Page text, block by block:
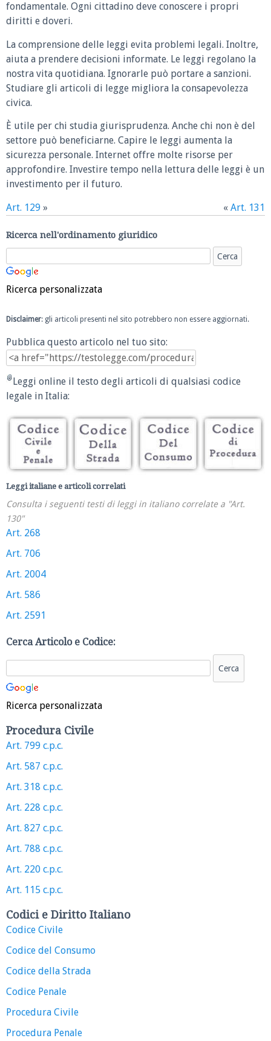
fondamentale. Ogni cittadino deve conoscere i propri
diritti e doveri.
La comprensione delle leggi evita problemi legali. Inoltre,
aiuta a prendere decisioni informate. Le leggi regolano la
nostra vita quotidiana. Ignorarle può portare a sanzioni.
Studiare gli articoli di legge migliora la consapevolezza
civica.
È utile per chi studia giurisprudenza. Anche chi non è del
settore può beneficiarne. Capire le leggi aumenta la
sicurezza personale. Internet offre molte risorse per
approfondire. Investire tempo nella lettura delle leggi è un
investimento per il futuro.
Art. 129 » « Art. 131
Ricerca nell'ordinamento giuridico
Ricerca personalizzata
Disclaimer: gli articoli presenti nel sito potrebbero non essere aggiornati.
Pubblica questo articolo nel tuo sito:
Leggi online il testo degli articoli di qualsiasi codice
legale in Italia:
Leggi italiane e articoli correlati
Consulta i seguenti testi di leggi in italiano correlate a "Art.
130"
Art. 268
Art. 706
Art. 2004
Art. 586
Art. 2591
Cerca Articolo e Codice:
Ricerca personalizzata
Procedura Civile
Art. 799 c.p.c.
Art. 587 c.p.c.
Art. 318 c.p.c.
Art. 228 c.p.c.
Art. 827 c.p.c.
Art. 788 c.p.c.
Art. 220 c.p.c.
Art. 115 c.p.c.
Codici e Diritto Italiano
Codice Civile
Codice del Consumo
Codice della Strada
Codice Penale
Procedura Civile
Procedura Penale